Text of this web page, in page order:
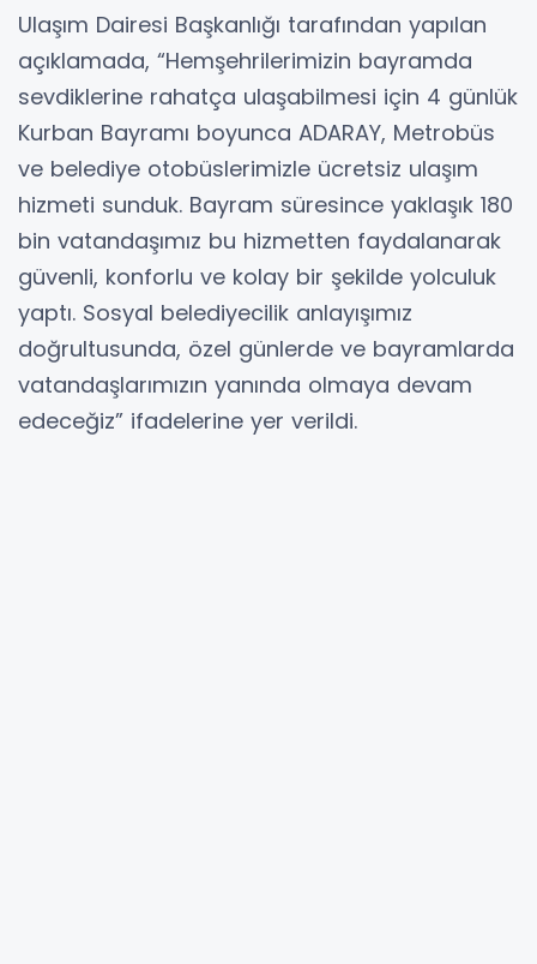
Ulaşım Dairesi Başkanlığı tarafından yapılan
açıklamada, “Hemşehrilerimizin bayramda
sevdiklerine rahatça ulaşabilmesi için 4 günlük
Kurban Bayramı boyunca ADARAY, Metrobüs
ve belediye otobüslerimizle ücretsiz ulaşım
hizmeti sunduk. Bayram süresince yaklaşık 180
bin vatandaşımız bu hizmetten faydalanarak
güvenli, konforlu ve kolay bir şekilde yolculuk
yaptı. Sosyal belediyecilik anlayışımız
doğrultusunda, özel günlerde ve bayramlarda
vatandaşlarımızın yanında olmaya devam
edeceğiz” ifadelerine yer verildi.